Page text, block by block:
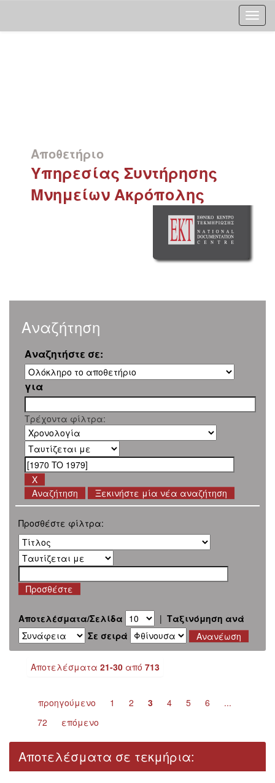
Αποθετήριο
Υπηρεσίας Συντήρησης
Μνημείων Ακρόπολης
Αναζήτηση
Αναζητήστε σε:
για
Τρέχοντα φίλτρα:
Ξεκινήστε μία νέα αναζήτηση
Προσθέστε φίλτρα:
Αποτελέσματα/Σελίδα | Ταξινόμηση ανά
Σε σειρά
Αποτελέσματα 21-30 από 713
προηγούμενο 1 2 3 4 5 6
...
72
επόμενο
Αποτελέσματα σε τεκμήρια: